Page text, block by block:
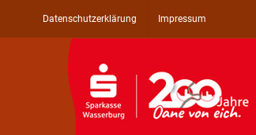
Datenschutzerklärung Impressum